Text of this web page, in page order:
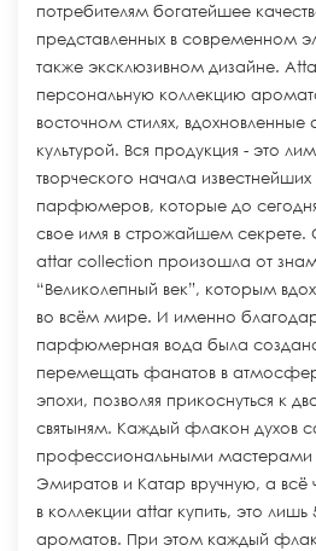
потребителям богатейшее
представленных в современном
также эксклюзивном дизайне.
персональную коллекцию
восточном стилях,
культурой. Вся продукция - это
творческого начала
парфюмеров, которые до
свое имя в строжайшем
attar collection произошла от
“Великолепный век”, которым
во всём мире. И именно
парфюмерная вода была создана
перемещать фанатов в
эпохи, позволяя прикоснуться к
святыням. Каждый флакон духов
профессиональными
Эмиратов и Катар вручную, а всё
в коллекции attar купить, это лишь
ароматов. При этом каждый